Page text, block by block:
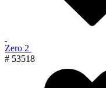
Zero 2
# 53518